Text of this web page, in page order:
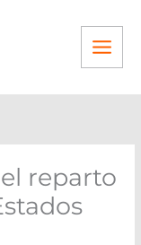
reparto